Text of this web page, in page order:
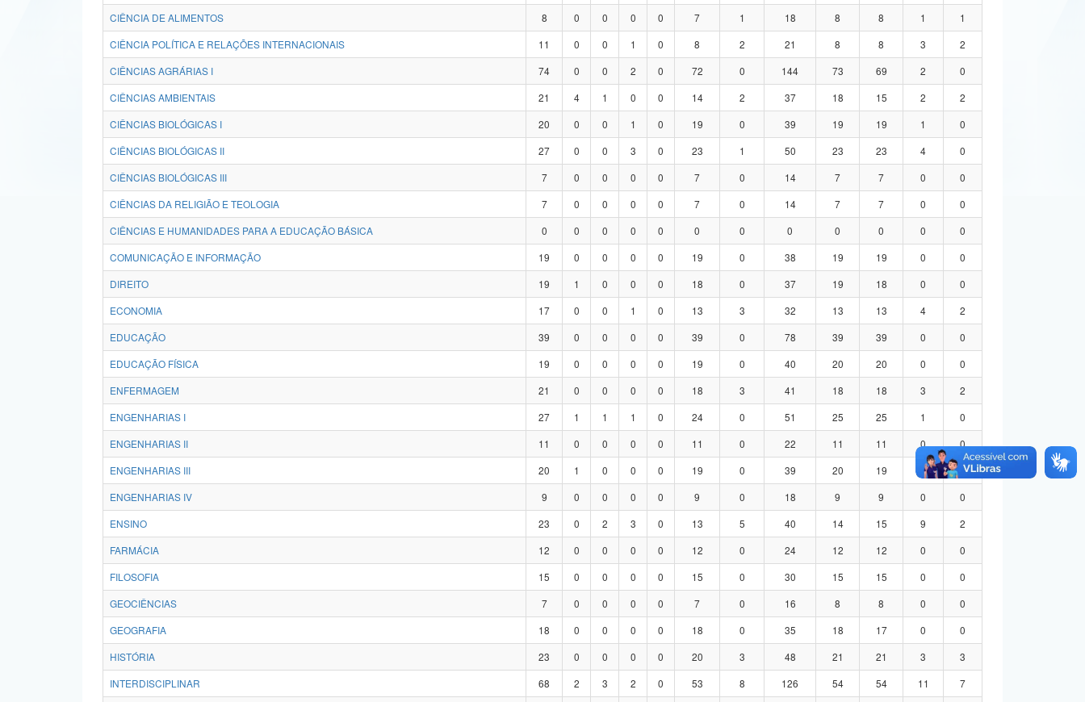
CIÊNCIA DE ALIMENTOS
8 0 0 0 0 7 1 18 8 8 1
1
CIÊNCIA POLÍTICA E RELAÇÕES INTERNACIONAIS
11 0 0 1 0 8 2 21 8 8 3
2
CIÊNCIAS AGRÁRIAS I
74 0 0 2 0 72 0 144 73 69 2
0
CIÊNCIAS AMBIENTAIS
21 4 1 0 0 14 2 37 18 15 2
2
CIÊNCIAS BIOLÓGICAS I
20 0 0 1 0 19 0 39 19 19 1
0
CIÊNCIAS BIOLÓGICAS II
27 0 0 3 0 23 1 50 23 23 4
0
CIÊNCIAS BIOLÓGICAS III
7 0 0 0 0 7 0 14 7 7 0
0
CIÊNCIAS DA RELIGIÃO E TEOLOGIA
7 0 0 0 0 7 0 14 7 7 0
0
CIÊNCIAS E HUMANIDADES PARA A EDUCAÇÃO BÁSICA
0 0 0 0 0 0 0 0 0 0 0
0
COMUNICAÇÃO E INFORMAÇÃO
19 0 0 0 0 19 0 38 19 19 0
0
DIREITO
19 1 0 0 0 18 0 37 19 18 0
0
ECONOMIA
17 0 0 1 0 13 3 32 13 13 4
2
EDUCAÇÃO
39 0 0 0 0 39 0 78 39 39 0
0
EDUCAÇÃO FÍSICA
19 0 0 0 0 19 0 40 20 20 0
0
ENFERMAGEM
21 0 0 0 0 18 3 41 18 18 3
2
ENGENHARIAS I
27 1 1 1 0 24 0 51 25 25 1
0
ENGENHARIAS II
11 0 0 0 0 11 0 22 11 11 0
0
ENGENHARIAS III
20 1 0 0 0 19 0 39 20 19 0
0
ENGENHARIAS IV
9 0 0 0 0 9 0 18 9 9 0
0
ENSINO
23 0 2 3 0 13 5 40 14 15 9
2
FARMÁCIA
12 0 0 0 0 12 0 24 12 12 0
0
FILOSOFIA
15 0 0 0 0 15 0 30 15 15 0
0
GEOCIÊNCIAS
7 0 0 0 0 7 0 16 8 8 0
0
GEOGRAFIA
18 0 0 0 0 18 0 35 18 17 0
0
HISTÓRIA
23 0 0 0 0 20 3 48 21 21 3
3
INTERDISCIPLINAR
68 2 3 2 0 53 8 126 54 54 11
7